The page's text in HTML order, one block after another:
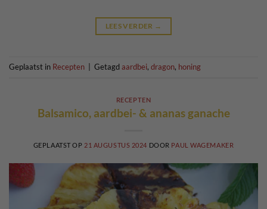
LEES VERDER →
Geplaatst in Recepten Getagdaardbei, dragon, honing
RECEPTEN
Balsamico, aardbei- & ananas ganache
GEPLAATST OP 21 AUGUSTUS 2024 DOOR PAUL WAGEMAKER